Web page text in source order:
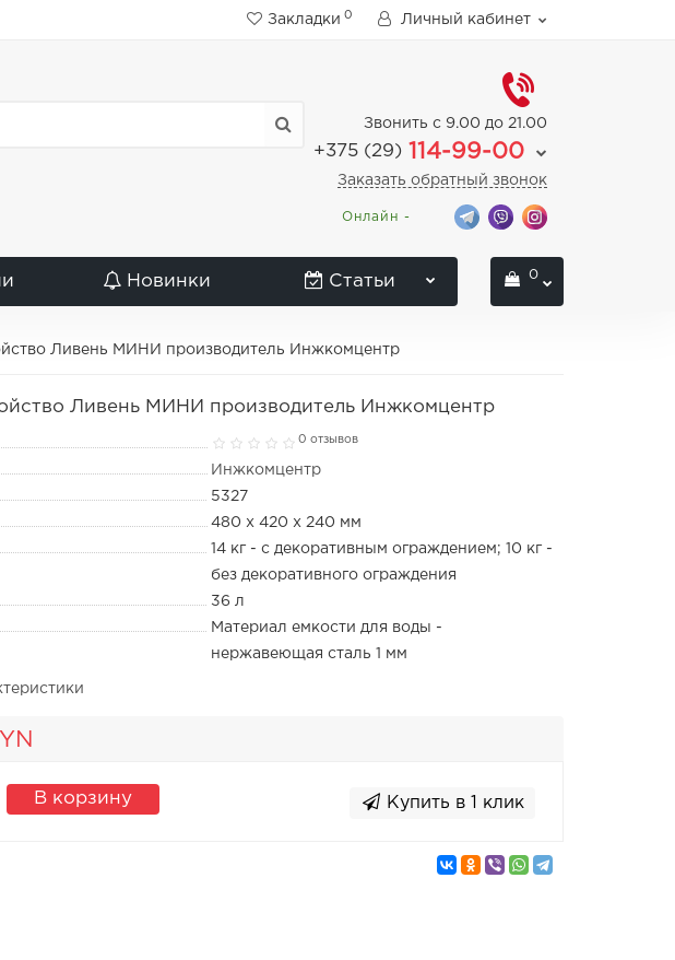
Закладки 0 Личный кабинет
Звонить с 9.00 до 21.00
+375 (29) 114-99-00
Заказать обратный звонок
Онлайн -
Новинки Статьи 0
Ливень МИНИ производитель Инжкомцентр
Ливень МИНИ производитель Инжкомцентр
0 отзывов
Инжкомцентр
5327
480 х 420 х 240 мм
14 кг - с декоративным ограждением; 10 кг -
без декоративного ограждения
36 л
Материал емкости для воды -
нержавеющая сталь 1 мм
В корзину Купить в 1 клик